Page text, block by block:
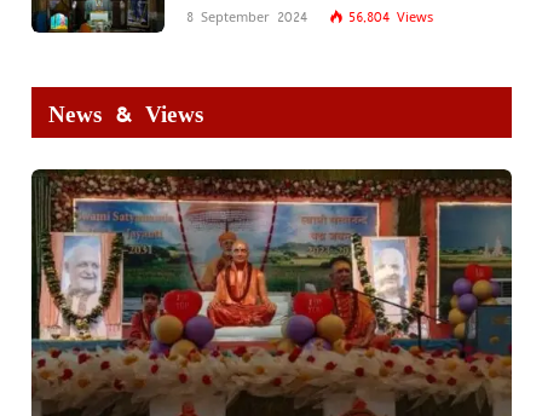
8 September 2024 56,804 Views
News & Views